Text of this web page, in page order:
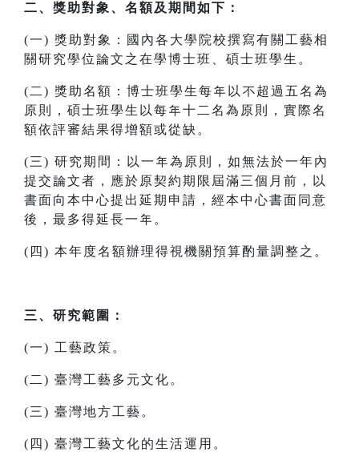
二、獎助對象、名額及期間如下：
(一) 獎助對象：國內各大學院校撰寫有關工藝相
關研究學位論文之在學博士班、碩士班學生。
(二) 獎助名額：博士班學生每年以不超過五名為
原則，碩士班學生以每年十二名為原則，實際名
額依評審結果得增額或從缺。
(三) 研究期間：以一年為原則，如無法於一年內
提交論文者，應於原契約期限屆滿三個月前，以
書面向本中心提出延期申請，經本中心書面同意
後，最多得延長一年。
(四) 本年度名額辦理得視機關預算酌量調整之。
三、研究範圍：
(一) 工藝政策。
(二) 臺灣工藝多元文化。
(三) 臺灣地方工藝。
(四) 臺灣工藝文化的生活運用。